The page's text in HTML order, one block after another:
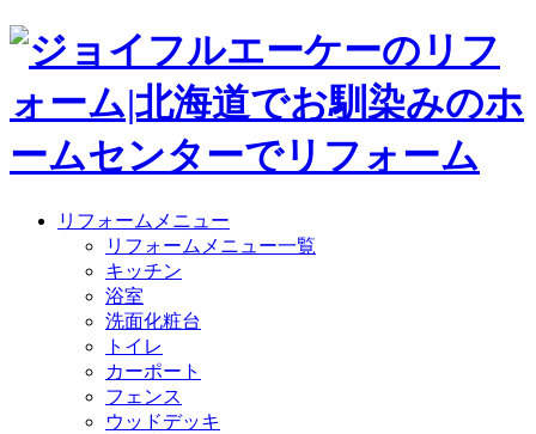
リフォームメニュー
リフォームメニュー一覧
キッチン
浴室
洗面化粧台
トイレ
カーポート
フェンス
ウッドデッキ